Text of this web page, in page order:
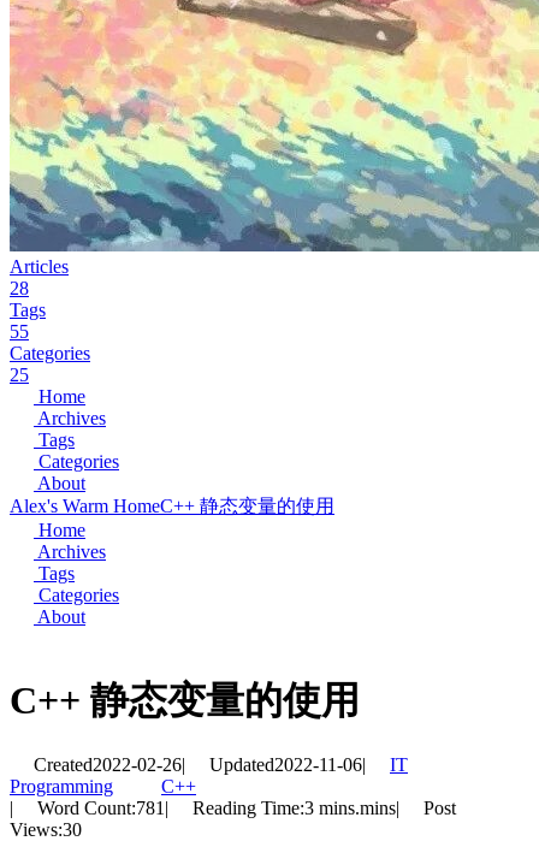
Articles
28
Tags
55
Categories
25
Home
Archives
Tags
Categories
About
Alex's Warm HomeC++ 静态变量的使用
Home
Archives
Tags
Categories
About
C++ 静态变量的使用
Created2022-02-26| Updated2022-11-06|
IT
Programming
C++
|
Word Count:781 | Reading Time:3 mins.mins|
Post
Views:30